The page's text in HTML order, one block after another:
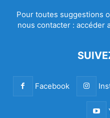
Pour toutes suggestions
nous contacter : accéder
Facebook